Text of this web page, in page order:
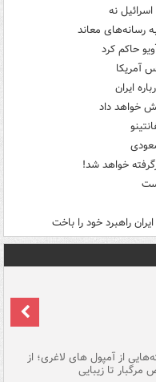
نه
رسانه‌های معاند
حاکم کرد
آمریکا
ایران
خواهد داد
خواهد شد!
راهبرد خود را باخت
از آمپول های لاغری؛ از
مرگبار تا زیبایی